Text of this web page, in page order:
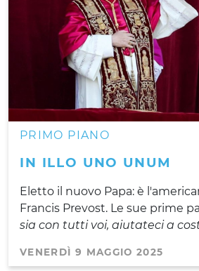
PRIMO PIANO
IN ILLO UNO UNUM
Eletto il nuovo Papa: è
Francis Prevost. Le sue prime
sia con tutti voi, aiutateci a
VENERDÌ 9 MAGGIO 2025